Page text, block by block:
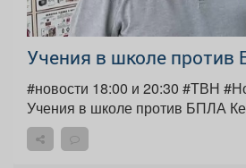
Учения в школе против
#новости 18:00 и 20:30 #ТВН